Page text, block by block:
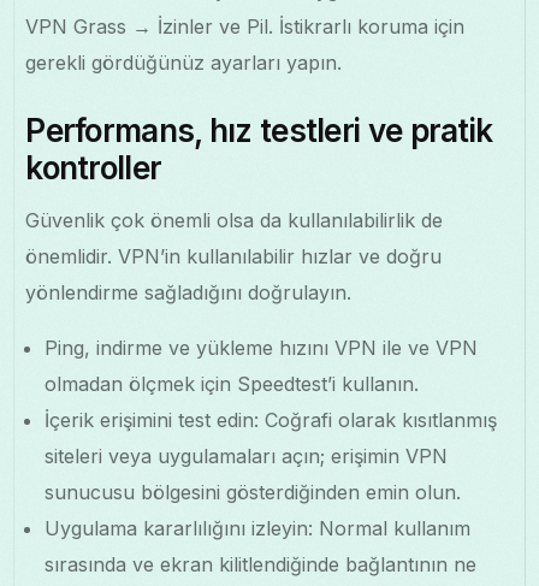
VPN Grass → İzinler ve Pil. İstikrarlı koruma için
gerekli gördüğünüz ayarları yapın.
Performans, hız testleri ve pratik
kontroller
Güvenlik çok önemli olsa da kullanılabilirlik de
önemlidir. VPN’in kullanılabilir hızlar ve doğru
yönlendirme sağladığını doğrulayın.
Ping, indirme ve yükleme hızını VPN ile ve VPN
olmadan ölçmek için Speedtest’i kullanın.
İçerik erişimini test edin: Coğrafi olarak kısıtlanmış
siteleri veya uygulamaları açın; erişimin VPN
sunucusu bölgesini gösterdiğinden emin olun.
Uygulama kararlılığını izleyin: Normal kullanım
sırasında ve ekran kilitlendiğinde bağlantının ne